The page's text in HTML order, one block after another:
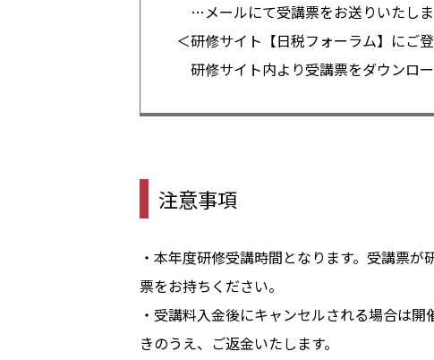
…メールにて受講票をお送りいたしま
＜研修サイト【日税フォーラム】にご
研修サイト内より受講票をダウンロ
注意事項
・本年度研修受講時間となります。受講票
票をお持ちください。
・受講料入金後にキャンセルされる場合は
きのうえ、ご返金いたします。